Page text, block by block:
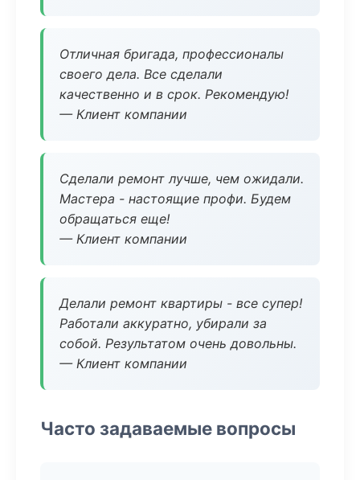
Отличная бригада, профессионалы
своего дела. Все сделали
качественно и в срок. Рекомендую!
— Клиент компании
Сделали ремонт лучше, чем ожидали.
Мастера - настоящие профи. Будем
обращаться еще!
— Клиент компании
Делали ремонт квартиры - все супер!
Работали аккуратно, убирали за
собой. Результатом очень довольны.
— Клиент компании
Часто задаваемые вопросы